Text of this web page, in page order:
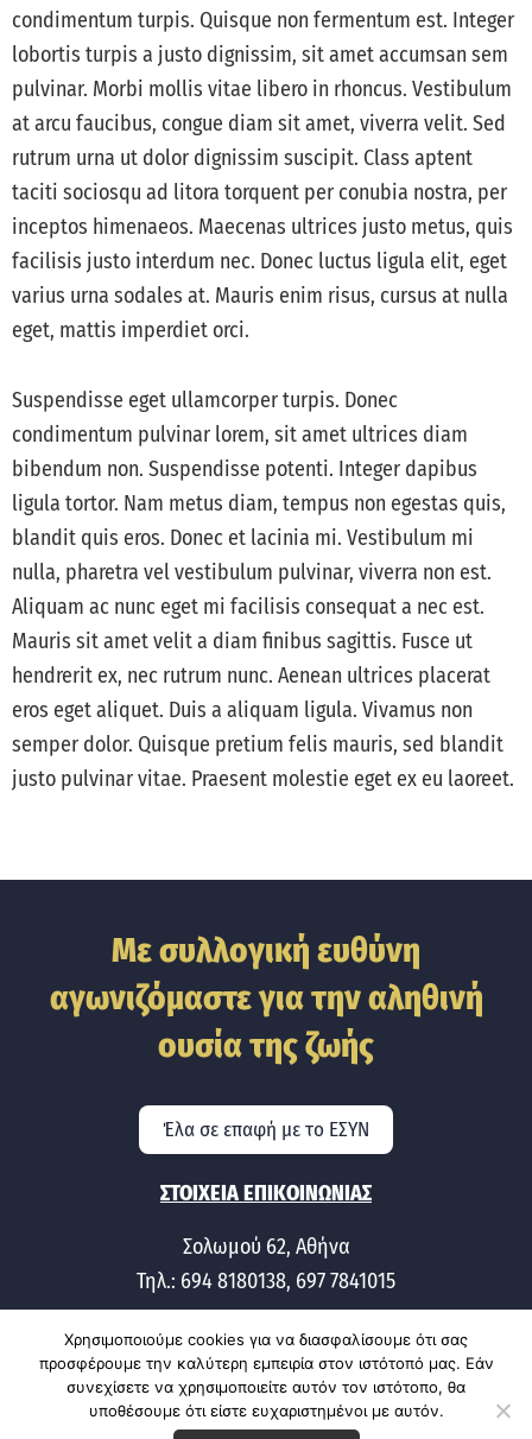
condimentum turpis. Quisque non fermentum est. Integer
lobortis turpis a justo dignissim, sit amet accumsan sem
pulvinar. Morbi mollis vitae libero in rhoncus. Vestibulum
at arcu faucibus, congue diam sit amet, viverra velit. Sed
rutrum urna ut dolor dignissim suscipit. Class aptent
taciti sociosqu ad litora torquent per conubia nostra, per
inceptos himenaeos. Maecenas ultrices justo metus, quis
facilisis justo interdum nec. Donec luctus ligula elit, eget
varius urna sodales at. Mauris enim risus, cursus at nulla
eget, mattis imperdiet orci.
Suspendisse eget ullamcorper turpis. Donec
condimentum pulvinar lorem, sit amet ultrices diam
bibendum non. Suspendisse potenti. Integer dapibus
ligula tortor. Nam metus diam, tempus non egestas quis,
blandit quis eros. Donec et lacinia mi. Vestibulum mi
nulla, pharetra vel vestibulum pulvinar, viverra non est.
Aliquam ac nunc eget mi facilisis consequat a nec est.
Mauris sit amet velit a diam finibus sagittis. Fusce ut
hendrerit ex, nec rutrum nunc. Aenean ultrices placerat
eros eget aliquet. Duis a aliquam ligula. Vivamus non
semper dolor. Quisque pretium felis mauris, sed blandit
justo pulvinar vitae. Praesent molestie eget ex eu laoreet.
Με συλλογική ευθύνη
αγωνιζόμαστε για την αληθινή
ουσία της ζωής
Έλα σε επαφή με το ΕΣΥΝ
ΣΤΟΙΧΕΙΑ ΕΠΙΚΟΙΝΩΝΙΑΣ
Σολωμού 62, Αθήνα
Τηλ.: 694 8180138, 697 7841015
Χρησιμοποιούμε cookies για να διασφαλίσουμε ότι σας
προσφέρουμε την καλύτερη εμπειρία στον ιστότοπό μας. Εάν
συνεχίσετε να χρησιμοποιείτε αυτόν τον ιστότοπο, θα
υποθέσουμε ότι είστε ευχαριστημένοι με αυτόν.